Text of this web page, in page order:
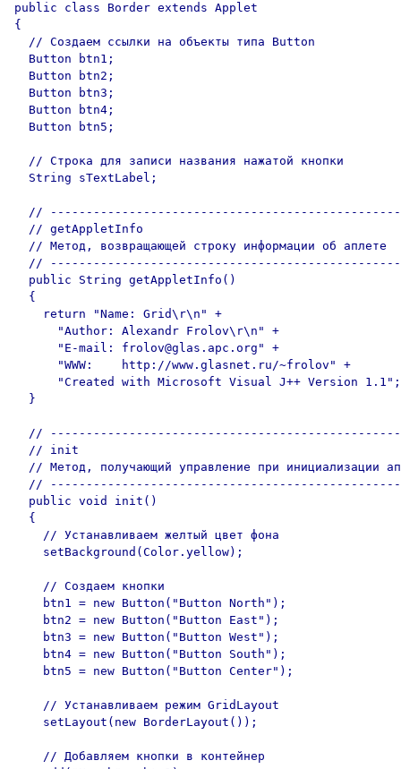
public class Border extends Applet
{
  // Создаем ссылки на объекты типа Button
  Button btn1;
  Button btn2;
  Button btn3;
  Button btn4;
  Button btn5;
  // Строка для записи названия нажатой кнопки
  String sTextLabel;
//
  // getAppletInfo
  // Метод, возвращающей строку информации об аплете
//
  public String getAppletInfo()
  {
    return "Name: Grid\r\n" +
      "Author: Alexandr Frolov\r\n" +
      "E-mail: frolov@glas.apc.org" +
      "WWW:    http://www.glasnet.ru/~frolov" +
      "Created with Microsoft Visual J++ Version 1.1";
  }
//
  // init
// Метод, получающий управление при инициализации
//
  public void init()
  {
    // Устанавливаем желтый цвет фона
    setBackground(Color.yellow);
    // Создаем кнопки
    btn1 = new Button("Button North");
    btn2 = new Button("Button East");
    btn3 = new Button("Button West");
    btn4 = new Button("Button South");
    btn5 = new Button("Button Center");
    // Устанавливаем режим GridLayout
    setLayout(new BorderLayout());
    // Добавляем кнопки в контейнер